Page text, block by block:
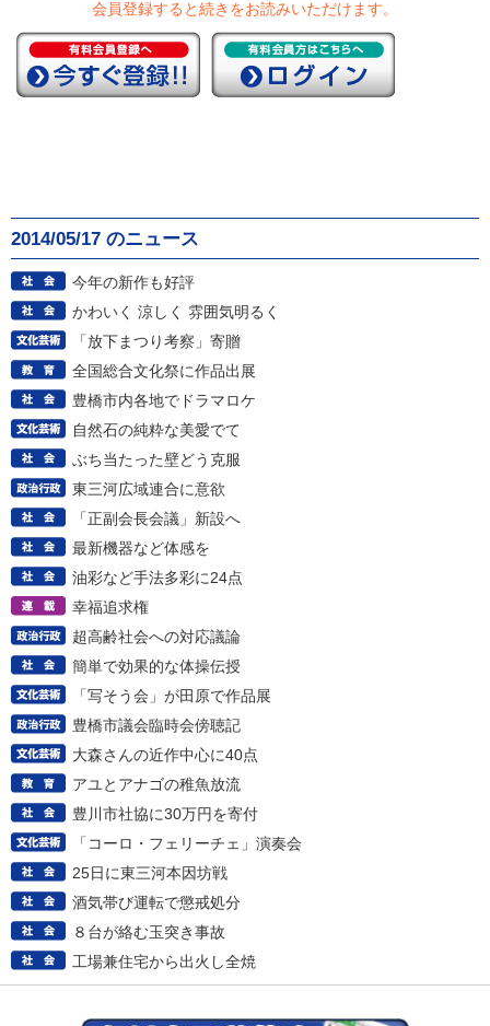
会員登録すると続きをお読みいただけます。
2014/05/17 のニュース
今年の新作も好評
かわいく 涼しく 雰囲気明るく
「放下まつり考察」寄贈
全国総合文化祭に作品出展
豊橋市内各地でドラマロケ
自然石の純粋な美愛でて
ぶち当たった壁どう克服
東三河広域連合に意欲
「正副会長会議」新設へ
最新機器など体感を
油彩など手法多彩に24点
幸福追求権
超高齢社会への対応議論
簡単で効果的な体操伝授
「写そう会」が田原で作品展
豊橋市議会臨時会傍聴記
大森さんの近作中心に40点
アユとアナゴの稚魚放流
豊川市社協に30万円を寄付
「コーロ・フェリーチェ」演奏会
25日に東三河本因坊戦
酒気帯び運転で懲戒処分
８台が絡む玉突き事故
工場兼住宅から出火し全焼